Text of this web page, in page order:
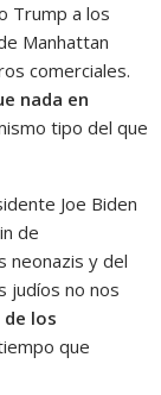
Trump a los
Manhattan
comerciales.
nada en
tipo del que
Joe Biden
de
neonazis y del
judíos no nos
los
que